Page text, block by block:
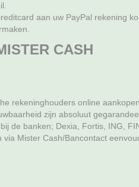
aan uw PayPal rekening
CASH
rekeninghouders online
zijn absoluut
de banken; Dexia, Fortis, ING,
via Mister Cash/Bancontact